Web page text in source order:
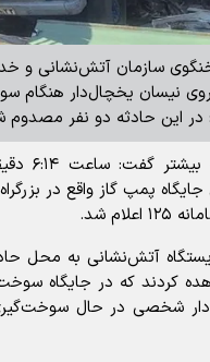
سازمان آتش‌نشانی و
در این حادثه دو نفر مصدوم
جلال
پمپ گاز واقع در
شد.
ایستگاه آتش‌نشانی به محل
شخصی در حال سوخت‌گیری